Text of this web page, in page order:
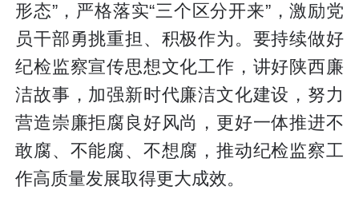
形态”，严格落实“三个区分开来”，激励党
员干部勇挑重担、积极作为。要持续做好
纪检监察宣传思想文化工作，讲好陕西廉
洁故事，加强新时代廉洁文化建设，努力
营造崇廉拒腐良好风尚，更好一体推进不
敢腐、不能腐、不想腐，推动纪检监察工
作高质量发展取得更大成效。